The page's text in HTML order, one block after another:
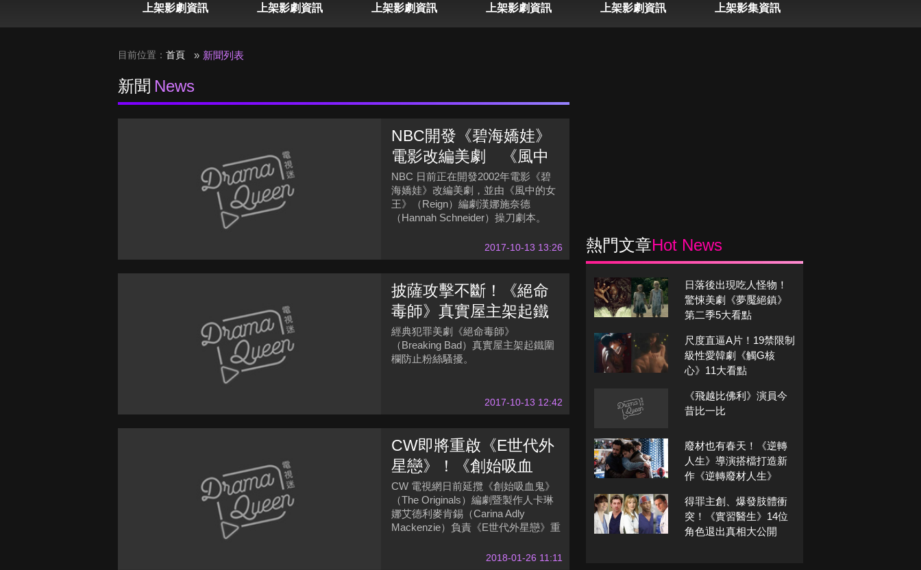
上架影劇資訊 上架影劇資訊 上架影劇資訊 上架影劇資訊 上架影劇資訊 上架影集資訊
目前位置： 首頁 新聞列表
新聞 News
NBC開發《碧海嬌娃》
電影改編美劇 《風中
的女王》編劇執筆劇本
NBC 日前正在開發2002年電影《碧
海嬌娃》改編美劇，並由《風中的女
王》（Reign）編劇漢娜施奈德
（Hannah Schneider）操刀劇本。
2017-10-13 13:26
披薩攻擊不斷！《絕命
毒師》真實屋主架起鐵
圍欄防狂粉
經典犯罪美劇《絕命毒師》
（Breaking Bad）真實屋主架起鐵圍
欄防止粉絲騷擾。
2017-10-13 12:42
CW即將重啟《E世代外
星戀》！《創始吸血
鬼》編劇負責開發
CW 電視網日前延攬《創始吸血鬼》
（The Originals）編劇暨製作人卡琳
娜艾德利麥肯錫（Carina Adly
Mackenzie）負責《E世代外星戀》重
2018-01-26 11:11
熱門文章Hot News
日落後出現吃人怪物！
驚悚美劇《夢魘絕鎮》
第二季5大看點
尺度直逼A片！19禁限制
級性愛韓劇《觸G核
心》11大看點
《飛越比佛利》演員今
昔比一比
廢材也有春天！《逆轉
人生》導演搭檔打造新
作《逆轉廢材人生》
得罪主創、爆發肢體衝
突！《實習醫生》14位
角色退出真相大公開